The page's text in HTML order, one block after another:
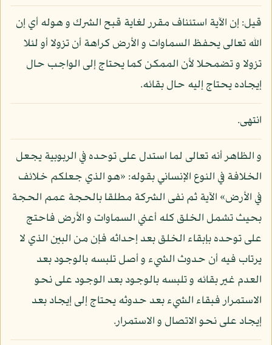
قيل: إن الآية استئناف مقرر لغاية قبح الشرك و هوله أي إن
الله تعالى يحفظ السماوات و الأرض كراهة أن تزولا أو لئلا
تزولا و تضمحلا لأن الممكن كما يحتاج إلى الواجب حال
إيجاده يحتاج إليه حال بقائه.
انتهى.
و الظاهر أنه تعالى لما استدل على توحده في الربوبية يجعل
الخلافة في النوع الإنساني بقوله: «هو الذي جعلكم خلائف
في الأرض» الآية ثم نفى الشركة مطلقا بالحجة عمم الحجة
بحيث تشمل الخلق كله أعني السماوات و الأرض فاحتج
على توحده بإبقاء الخلق بعد إحداثه فإن من البين الذي لا
يرتاب فيه أن حدوث الشيء و أصل تلبسه بالوجود بعد
العدم غير بقائه و تلبسه بالوجود بعد الوجود على نحو
الاستمرار فبقاء الشيء بعد حدوثه يحتاج إلى إيجاد بعد
إيجاد على نحو الاتصال و الاستمرار.